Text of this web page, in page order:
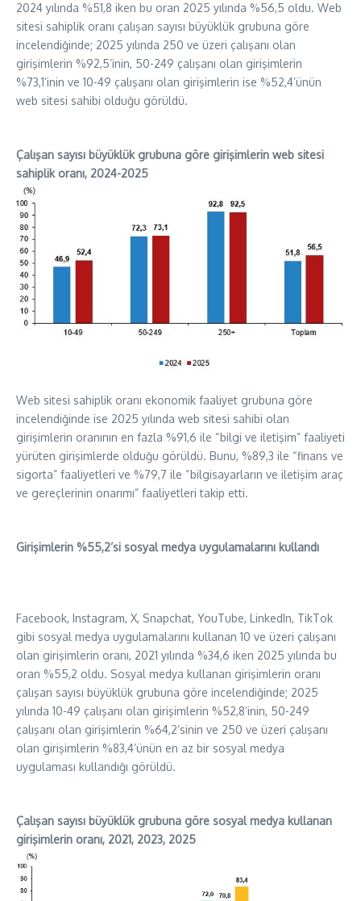
2024 yılında %51,8 iken bu oran 2025 yılında %56,5 oldu. Web
sitesi sahiplik oranı çalışan sayısı büyüklük grubuna göre
incelendiğinde; 2025 yılında 250 ve üzeri çalışanı olan
girişimlerin %92,5’inin, 50-249 çalışanı olan girişimlerin
%73,1’inin ve 10-49 çalışanı olan girişimlerin ise %52,4’ünün
web sitesi sahibi olduğu görüldü.
Çalışan sayısı büyüklük grubuna göre girişimlerin web sitesi
sahiplik oranı, 2024-2025
Web sitesi sahiplik oranı ekonomik faaliyet grubuna göre
incelendiğinde ise 2025 yılında web sitesi sahibi olan
girişimlerin oranının en fazla %91,6 ile “bilgi ve iletişim” faaliyeti
yürüten girişimlerde olduğu görüldü. Bunu, %89,3 ile “finans ve
sigorta” faaliyetleri ve %79,7 ile “bilgisayarların ve iletişim araç
ve gereçlerinin onarımı” faaliyetleri takip etti.
Girişimlerin %55,2’si sosyal medya uygulamalarını kullandı
Facebook, Instagram, X, Snapchat, YouTube, LinkedIn, TikTok
gibi sosyal medya uygulamalarını kullanan 10 ve üzeri çalışanı
olan girişimlerin oranı, 2021 yılında %34,6 iken 2025 yılında bu
oran %55,2 oldu. Sosyal medya kullanan girişimlerin oranı
çalışan sayısı büyüklük grubuna göre incelendiğinde; 2025
yılında 10-49 çalışanı olan girişimlerin %52,8’inin, 50-249
çalışanı olan girişimlerin %64,2’sinin ve 250 ve üzeri çalışanı
olan girişimlerin %83,4’ünün en az bir sosyal medya
uygulaması kullandığı görüldü.
Çalışan sayısı büyüklük grubuna göre sosyal medya kullanan
girişimlerin oranı, 2021, 2023, 2025